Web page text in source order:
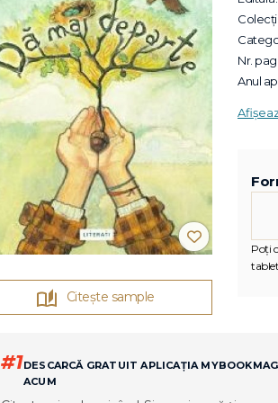
Citește sample
Nr.
Anul
Poți
#1DESCARCĂ GRATUIT APLICAȚIA MYBOOKMAG
ACUM